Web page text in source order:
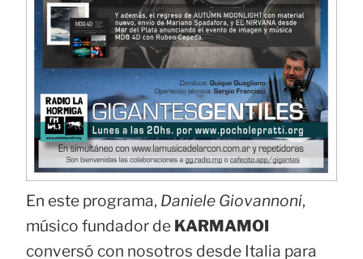
En este programa, Daniele Giovannoni,
músico fundador de KARMAMOI
conversó con nosotros desde Italia para